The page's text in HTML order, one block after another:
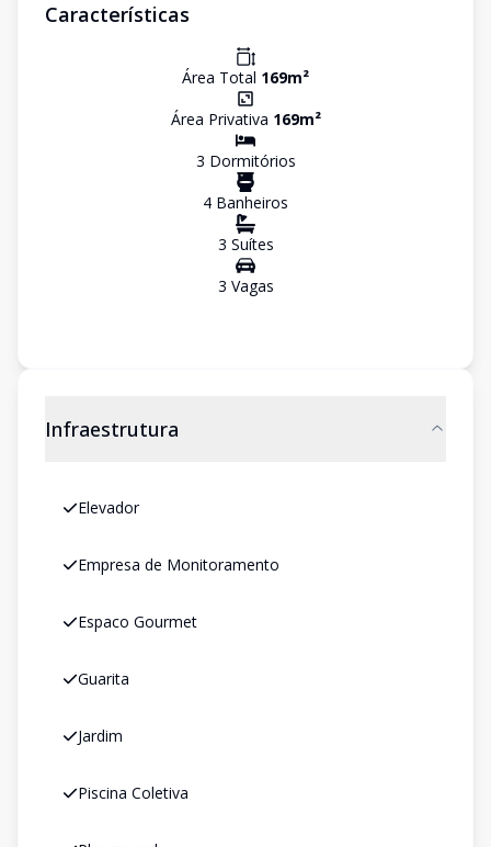
Características
Área Total 169m²
Área Privativa 169m²
3 Dormitórios
4 Banheiros
3 Suítes
3 Vagas
Infraestrutura
Elevador
Empresa de Monitoramento
Espaco Gourmet
Guarita
Jardim
Piscina Coletiva